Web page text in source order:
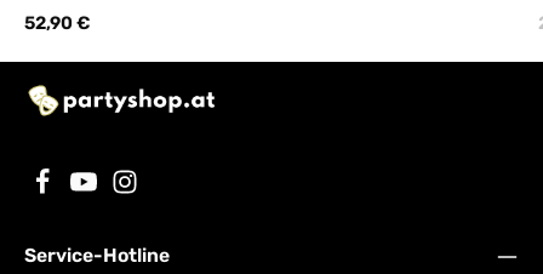
Regulärer Preis:
52,90 €
Service-Hotline